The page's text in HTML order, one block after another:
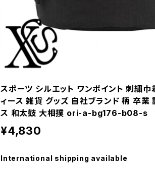
スポーツ シルエット ワンポイント 刺繍
ィース 雑貨 グッズ 自社ブランド 柄 卒
ス 和太鼓 大相撲 ori-a-bg176-b08-s
¥4,830
International shipping available